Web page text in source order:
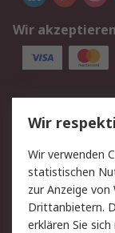
Wir
Service
Value Added
Hilfe
Rechtliches
Wir
Wir verwenden
statistischen
zur Anzeige
Drittanbietern.
erklären Sie